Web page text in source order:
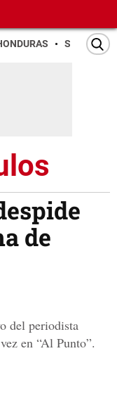
SAN PEDRO
de
del periodista
en “Al Punto”.